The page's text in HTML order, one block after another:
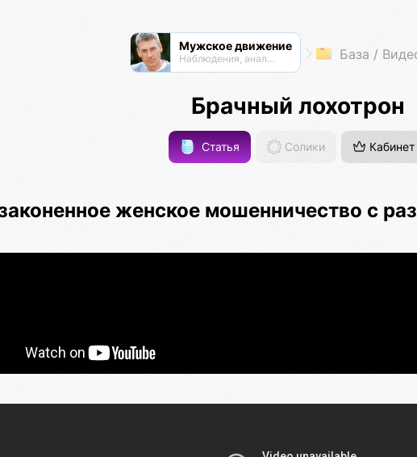
Мужское движение
Наблюдения, анализ, обсуждения База /
Брачный лохотрон
Статья Солики Кабинет
женское мошенничество с